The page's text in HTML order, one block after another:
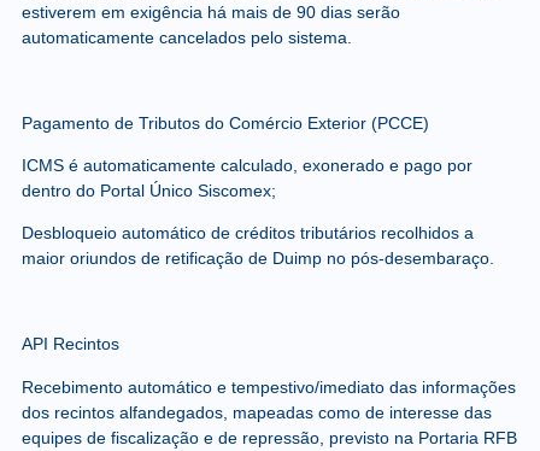
estiverem em exigência há mais de 90 dias serão
automaticamente cancelados pelo sistema.
Pagamento de Tributos do Comércio Exterior (PCCE)
ICMS é automaticamente calculado, exonerado e pago por
dentro do Portal Único Siscomex;
Desbloqueio automático de créditos tributários recolhidos a
maior oriundos de retificação de Duimp no pós-desembaraço.
API Recintos
Recebimento automático e tempestivo/imediato das informações
dos recintos alfandegados, mapeadas como de interesse das
equipes de fiscalização e de repressão, previsto na Portaria RFB